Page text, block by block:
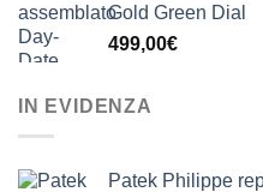
Gold Green Dial
499,00€
IN EVIDENZA
Patek Philippe